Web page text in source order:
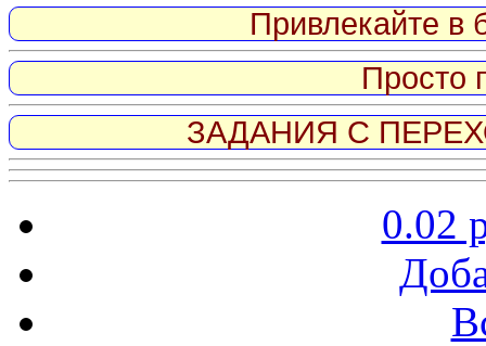
Привлекайте в
Просто
ЗАДАНИЯ С
0.02